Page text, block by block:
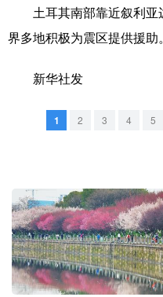
地方频道
辽宁 吉林
浙江 安徽
山东 河南
广东 广西
土耳其南部靠近叙利亚
界多地积极为震区提供援助。
新华社发
1 2 3 4 5